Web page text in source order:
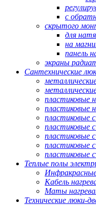
с
скрытого
для
на
панель
экраны
Сантехнические
пластиковые
пластиковые
пластиковые
пластиковые
пластиковые
пластиковые
пластиковые
Теплые полы
Кабель
Маты
Технические люки-